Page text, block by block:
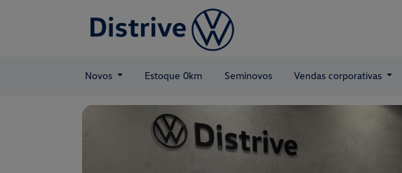
Novos Estoque 0km Seminovos Vendas corporativas